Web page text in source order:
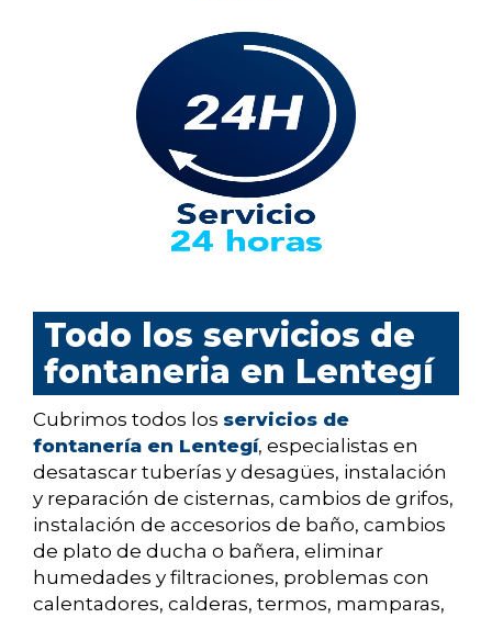
Todo los servicios de
fontaneria en Lentegí
Cubrimos todos los servicios de
fontanería en Lentegí, especialistas en
desatascar tuberías y desagües, instalación
y reparación de cisternas, cambios de grifos,
instalación de accesorios de baño, cambios
de plato de ducha o bañera, eliminar
humedades y filtraciones, problemas con
calentadores, calderas, termos, mamparas,